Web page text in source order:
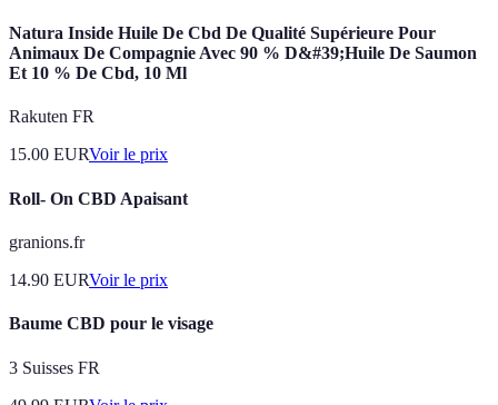
Natura Inside Huile De Cbd De Qualité Supérieure Pour
Animaux De Compagnie Avec 90 % D&#39;Huile De Saumon
Et 10 % De Cbd, 10 Ml
Rakuten FR
15.00 EURVoir le prix
Roll- On CBD Apaisant
granions.fr
14.90 EURVoir le prix
Baume CBD pour le visage
3 Suisses FR